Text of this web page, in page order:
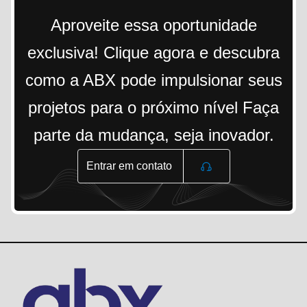
Aproveite essa oportunidade
exclusiva! Clique agora e descubra
como a ABX pode impulsionar seus
projetos para o próximo nível Faça
parte da mudança, seja inovador.
Entrar em contato